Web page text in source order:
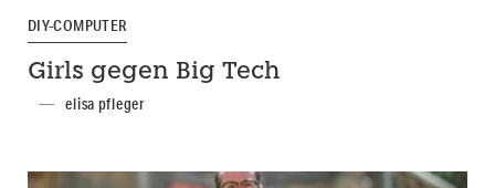
DIY-COMPUTER
Girls gegen Big Tech
elisa pfleger